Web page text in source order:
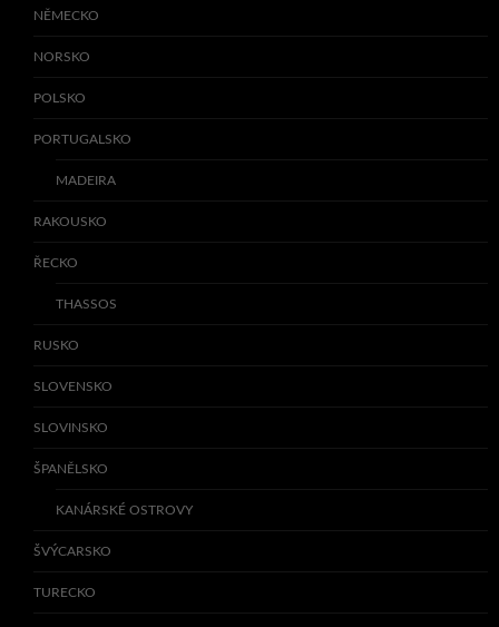
NĚMECKO
NORSKO
POLSKO
PORTUGALSKO
MADEIRA
RAKOUSKO
ŘECKO
THASSOS
RUSKO
SLOVENSKO
SLOVINSKO
ŠPANĚLSKO
KANÁRSKÉ OSTROVY
ŠVÝCARSKO
TURECKO